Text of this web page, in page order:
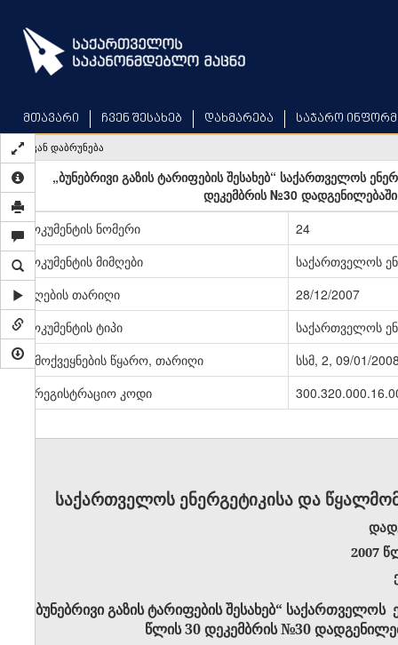
main
content
მთავარი ჩვენ შესახებ დახმარება საჯარო
უკან დაბრუნება
„ბუნებრივი გაზის ტარიფების შესახებ“ საქართველოს
დეკემბრის №30 დადგენილებაში
დოკუმენტის ნომერი
24
დოკუმენტის მიმღები
საქართველოს
მიღების თარიღი
28/12/2007
დოკუმენტის ტიპი
საქართველოს
გამოქვეყნების წყარო, თარიღი
სსმ, 2, 09/01/
სარეგისტრაციო კოდი
საქართველოს ენერგეტიკისა და
2007
„ბუნებრივი გაზის ტარიფების შესახებ“
წლის 30 დეკემბრის №30